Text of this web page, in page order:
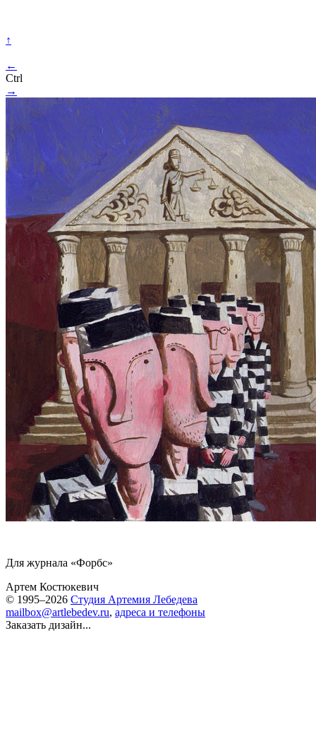
↑
←
Ctrl
→
Для журнала «Форбс»
Артем Костюкевич
© 1995–2026 Студия Артемия Лебедева
mailbox@artlebedev.ru, адреса и телефоны
Заказать дизайн...